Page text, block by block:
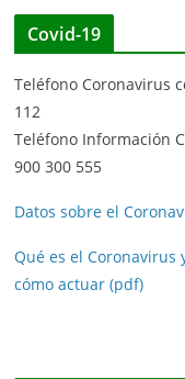
Covid-19
Teléfono Coronavirus
112
Teléfono Información
900 300 555
Datos sobre el
Qué es el Coronavirus
cómo actuar (pdf)